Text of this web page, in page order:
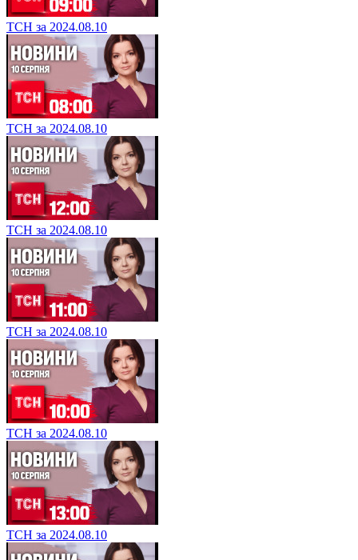
ТСН за 2024.08.10
ТСН за 2024.08.10
ТСН за 2024.08.10
ТСН за 2024.08.10
ТСН за 2024.08.10
ТСН за 2024.08.10